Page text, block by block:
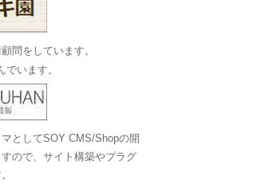
問をしています。
でいます。
としてSOY CMS/Shopの開
ので、サイト構築やプラグ